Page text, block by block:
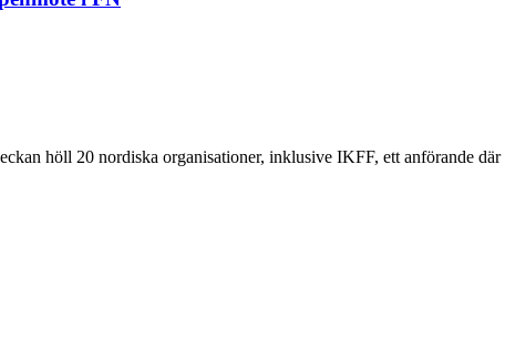
höll 20 nordiska organisationer, inklusive IKFF, ett anförande där